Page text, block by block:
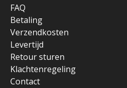
FAQ
Betaling
Verzendkosten
Levertijd
Retour sturen
Klachtenregeling
Contact